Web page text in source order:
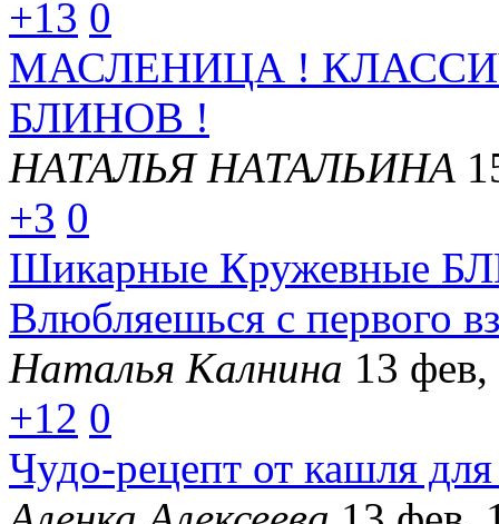
+13 0
МАСЛЕНИЦА !
БЛИНОВ !
НАТАЛЬЯ НАТАЛЬИНА
+3 0
Шикарные Кружевные
Влюбляешься с первого
Наталья Калнина 13
+12 0
Чудо-рецепт от кашля